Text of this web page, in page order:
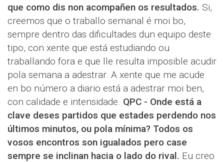
que como dis non acompañen os resultados. Si,
creemos que o traballo semanal é moi bo,
sempre dentro das dificultades dun equipo deste
tipo, con xente que está estudiando ou
traballando fora e que lle resulta imposible acudir
pola semana a adestrar. A xente que me acude
en bo número a diario está a adestrar moi ben,
con calidade e intensidade. QPC - Onde está a
clave deses partidos que estades perdendo nos
últimos minutos, ou pola mínima? Todos os
vosos encontros son igualados pero case
sempre se inclinan hacia o lado do rival. Eu creo